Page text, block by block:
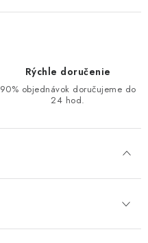
Rýchle doručenie
90% objednávok doručujeme do
24 hod.